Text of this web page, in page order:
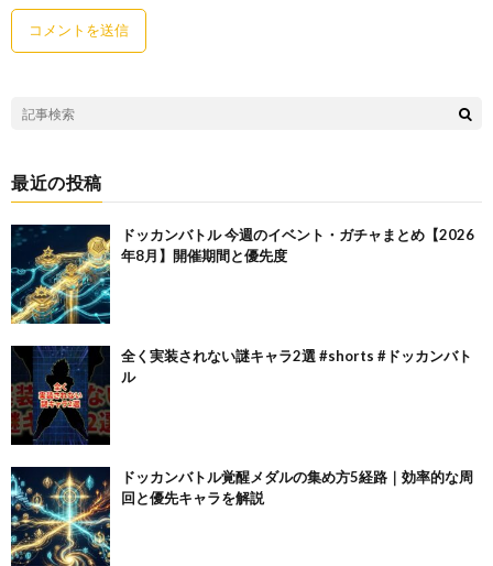
最近の投稿
ドッカンバトル 今週のイベント・ガチャまとめ【2026
年8月】開催期間と優先度
全く実装されない謎キャラ2選 #shorts #ドッカンバト
ル
ドッカンバトル覚醒メダルの集め方5経路｜効率的な周
回と優先キャラを解説